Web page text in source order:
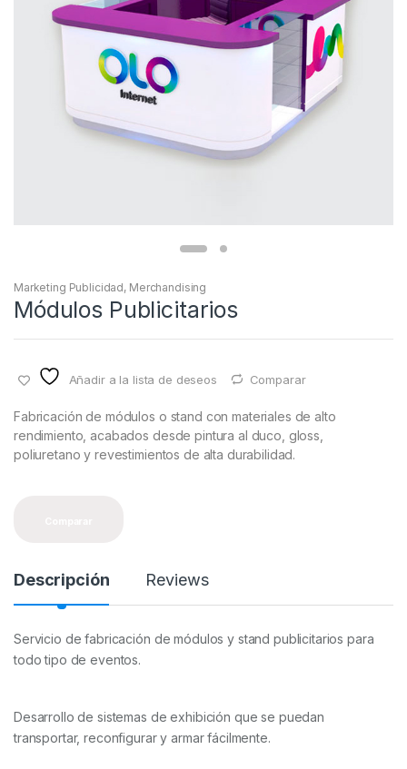
Marketing Publicidad, Merchandising
Módulos Publicitarios
Añadir a la lista de deseos Comparar
Fabricación de módulos o stand con materiales de alto
rendimiento, acabados desde pintura al duco, gloss,
poliuretano y revestimientos de alta durabilidad.
Descripción Reviews
Servicio de fabricación de módulos y stand publicitarios para
todo tipo de eventos.
Desarrollo de sistemas de exhibición que se puedan
transportar, reconfigurar y armar fácilmente.